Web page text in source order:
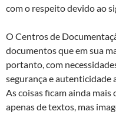
com o respeito devido ao
O Centros de
documentos que em sua
portanto, com
segurança e autenticidade
As coisas ficam ainda
apenas de textos, mas